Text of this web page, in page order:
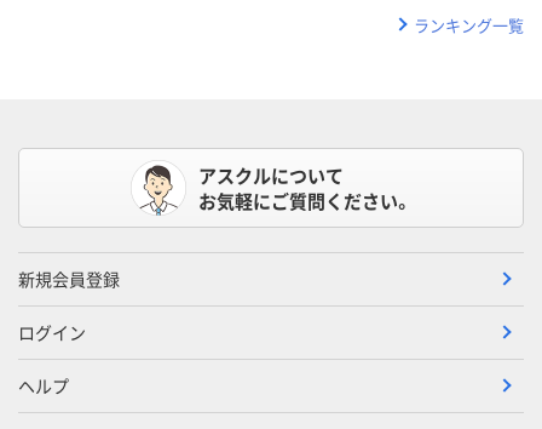
ランキング一覧
アスクルについて
お気軽にご質問ください。
新規会員登録
ログイン
ヘルプ